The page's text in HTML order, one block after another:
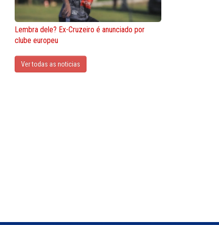
Lembra dele? Ex-Cruzeiro é anunciado por
clube europeu
Ver todas as noticias